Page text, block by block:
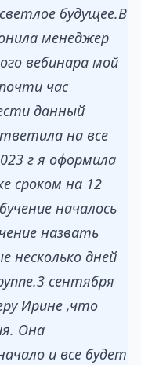
будущее.В
менеджер
вебинара мой
час
данный
на все
г я оформила
сроком на 12
началось
назвать
несколько дней
сентября
Ирине ,что
Она
и все будет